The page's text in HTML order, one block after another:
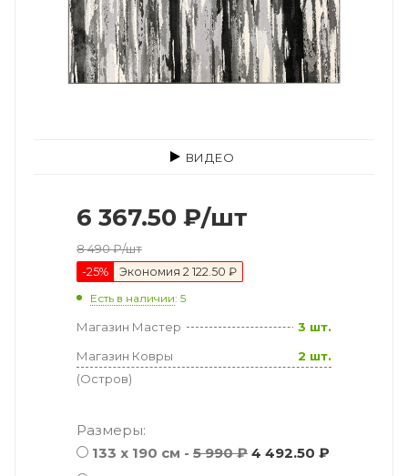
ВИДЕО
6 367.50 ₽/шт
8 490₽/шт
-25% Экономия 2 122.50 ₽
Есть в наличии: 5
Магазин Мастер
3 шт.
Магазин Ковры
(Остров)
2 шт.
Размеры:
133 x 190 см - 5 990 ₽ 4 492.50 ₽